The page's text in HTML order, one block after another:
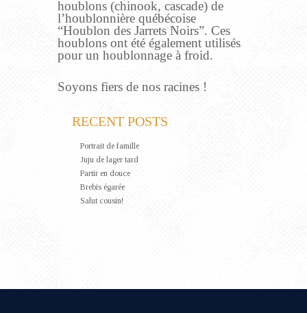
houblons (chinook, cascade) de
l’houblonnière québécoise
“Houblon des Jarrets Noirs”. Ces
houblons ont été également utilisés
pour un houblonnage à froid.
Soyons fiers de nos racines !
RECENT POSTS
Portrait de famille
Juju de lager tard
Partir en douce
Brebis égarée
Salut cousin!